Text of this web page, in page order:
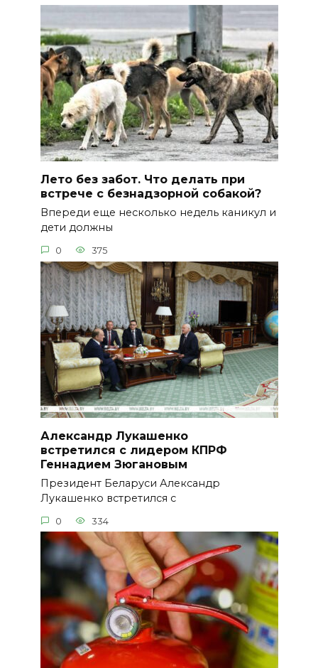
Лето без забот. Что делать при
встрече с безнадзорной собакой?
Впереди еще несколько недель каникул и
дети должны
0 375
Александр Лукашенко
встретился с лидером КПРФ
Геннадием Зюгановым
Президент Беларуси Александр
Лукашенко встретился с
0 334